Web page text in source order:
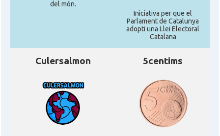
del món.
Iniciativa per que el
Parlament de Catalunya
adopti una Llei Electoral
Catalana
Culersalmon 5centims